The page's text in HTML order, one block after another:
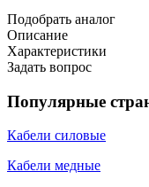
Подобрать аналог
Описание
Характеристики
Задать вопрос
Популярные
Кабели силовые
Кабели медные